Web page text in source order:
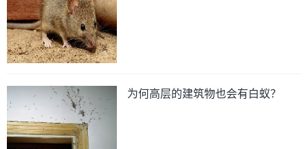
为何高层的建筑物也会有白蚁？